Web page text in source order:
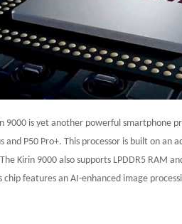
9000 is yet another powerful smartphone
and P50 Pro+. This processor is built on an
Kirin 9000 also supports LPDDR5 RAM
chip features an AI-enhanced image